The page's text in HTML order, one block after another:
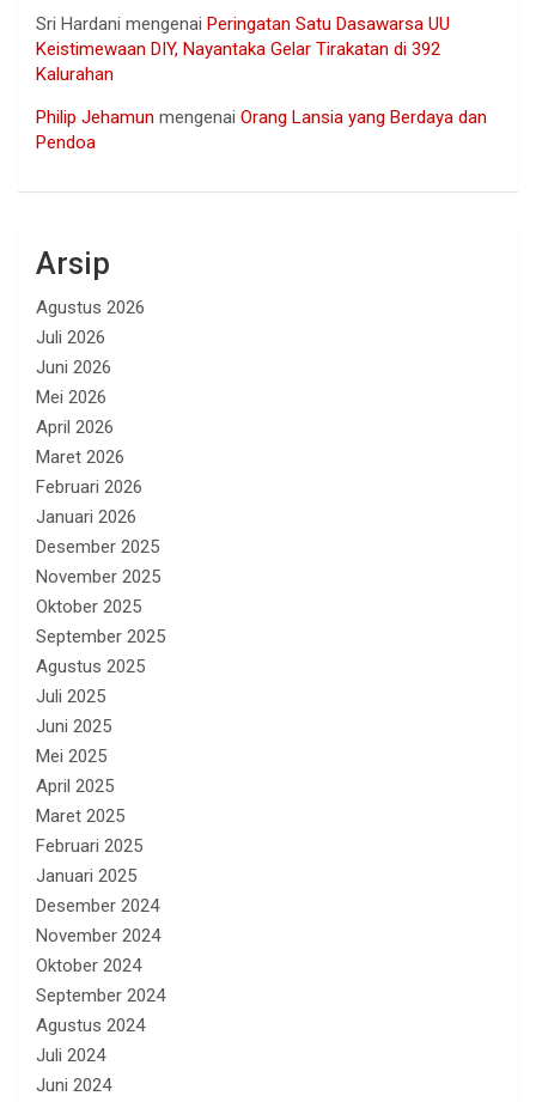
Sri Hardani mengenai Peringatan Satu Dasawarsa UU
Keistimewaan DIY, Nayantaka Gelar Tirakatan di 392
Kalurahan
Philip Jehamun mengenai Orang Lansia yang Berdaya dan
Pendoa
Arsip
Agustus 2026
Juli 2026
Juni 2026
Mei 2026
April 2026
Maret 2026
Februari 2026
Januari 2026
Desember 2025
November 2025
Oktober 2025
September 2025
Agustus 2025
Juli 2025
Juni 2025
Mei 2025
April 2025
Maret 2025
Februari 2025
Januari 2025
Desember 2024
November 2024
Oktober 2024
September 2024
Agustus 2024
Juli 2024
Juni 2024